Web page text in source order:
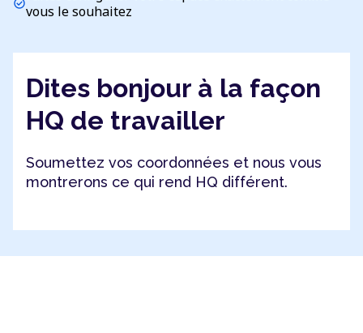
check_circlevous le souhaitez
Dites bonjour à la façon
HQ de travailler
Soumettez vos coordonnées et nous vous
montrerons ce qui rend HQ différent.